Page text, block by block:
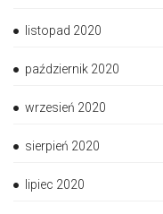
listopad 2020
październik 2020
wrzesień 2020
sierpień 2020
lipiec 2020